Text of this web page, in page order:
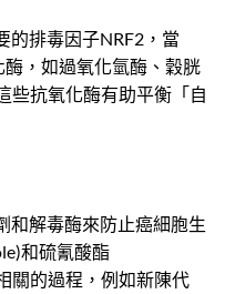
的排毒因子NRF2，當
，如過氧化氫酶、穀胱
些抗氧化酶有助平衡「自
和解毒酶來防止癌細胞生
和硫氰酸酯
關的過程，例如新陳代